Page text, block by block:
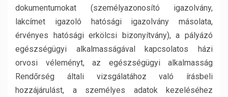
dokumentumokat (személyazonosító igazolvány,
lakcímet igazoló hatósági igazolvány másolata,
érvényes hatósági erkölcsi bizonyítvány), a pályázó
egészségügyi alkalmasságával kapcsolatos házi
orvosi véleményt, az egészségügyi alkalmasság
Rendőrség általi vizsgálatához való írásbeli
hozzájárulást, a személyes adatok kezeléséhez